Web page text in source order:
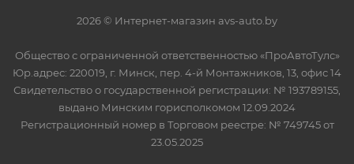
2026 © Интернет-магазин avs-auto.by
Общество с ограниченной ответственностью «ПроАвтоТулс»
Юр.адрес: 220019, г. Минск, пер. 4-й Монтажников, 13, офис 14
Свидетельство о государственной регистрации: № 193789155,
выдано Минским горисполкомом 12.09.2024
Регистрационный номер в Торговом реестре: № 749745 от
23.05.2025